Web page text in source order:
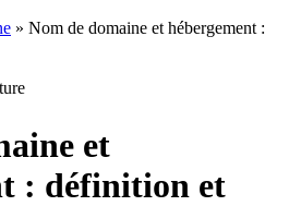
» Nom de domaine et hébergement :
et
: définition et